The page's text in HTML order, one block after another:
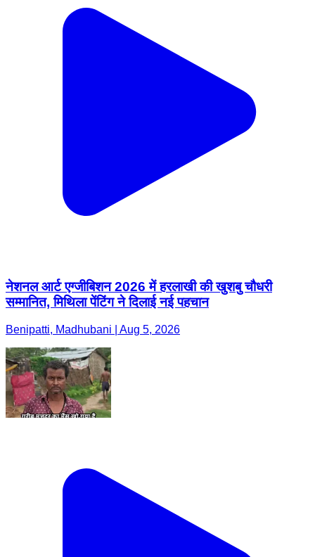
नेशनल आर्ट एग्जीबिशन 2026 में हरलाखी की खुशबु चौधरी
सम्मानित, मिथिला पेंटिंग ने दिलाई नई पहचान
Benipatti, Madhubani | Aug 5, 2026